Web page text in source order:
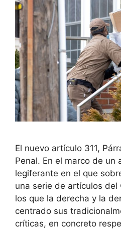
El nuevo artículo 311,
Penal. En el marco de un
legiferante en el que
una serie de artículos del
los que la derecha y la
centrado sus
críticas, en concreto